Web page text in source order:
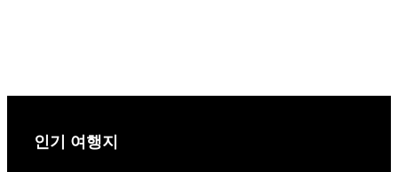
인기 여행지